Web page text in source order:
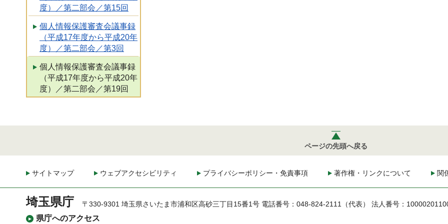
度）／第二部会／第15回
個人情報保護審査会議事録
（平成17年度から平成20年
度）／第二部会／第3回
個人情報保護審査会議事録
（平成17年度から平成20年
度）／第二部会／第19回
ページの先頭へ戻る
サイトマップ ウェブアクセシビリティ プライバシーポリシー・免責事項 著作権・リンクについて 関
埼玉県庁
県庁へのアクセス
〒330-9301 埼玉県さいたま市浦和区高砂三丁目15番1号 電話番号：048-824-2111（代表） 法人番号：